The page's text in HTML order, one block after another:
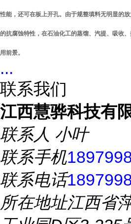
性能，还可在板上开孔。由于规整填料无明显的
的抗腐蚀特性，在石油化工的蒸馏、汽提、吸收
用前景。
...
联系我们
江西慧骅科技有
联系人 小叶
联系手机
联系电话
所在地址江西省